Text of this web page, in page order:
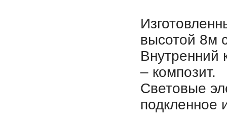
высотой 8м
Внутренний
– композит.
Световые
подкленное